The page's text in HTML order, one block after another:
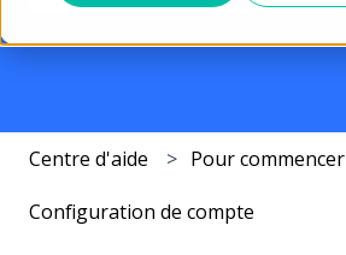
Centre d'aide Pour commencer
Configuration de compte